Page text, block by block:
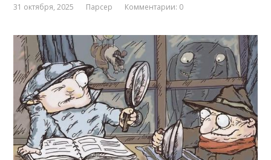
31 октября, 2025 Парсер Комментарии: 0